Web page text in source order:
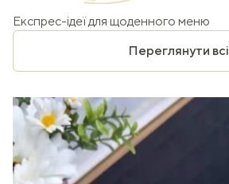
Експрес-ідеї для щоденного меню
Переглянути всі